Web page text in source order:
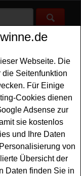
>Karl
- Paris
gewinnen
Lagerfeld
Webseite. Die
Seitenfunktion
Für Einige
Cookies dienen
Adsense zur
sie kostenlos
und Ihre Daten
von
Übersicht der
Daten finden Sie in